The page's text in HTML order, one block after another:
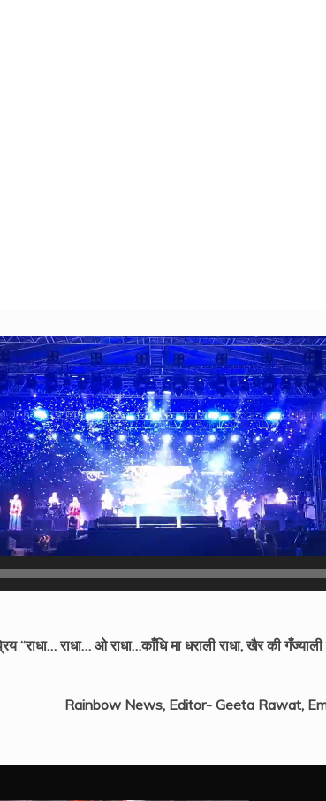
राधा… ओ राधा…काँधि मा धराली राधा, खैर की गँज्याली
Rainbow News, Editor- Geeta Rawat,